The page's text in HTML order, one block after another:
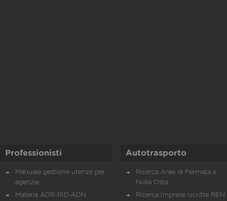
Professionisti
Manuale gestione utenze per
agenzie
Materia ADR-RID-ADN
Autotrasporto
Ricerca Aree di Fermata e
Nulla Osta
Ricerca Imprese Iscritte REN